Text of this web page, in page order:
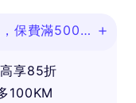
保費滿500即
享85折
100KM